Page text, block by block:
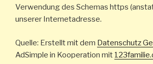
Verwendung des Schemas https
unserer Internetadresse.
Quelle: Erstellt mit dem Datenschutz
AdSimple in Kooperation mit